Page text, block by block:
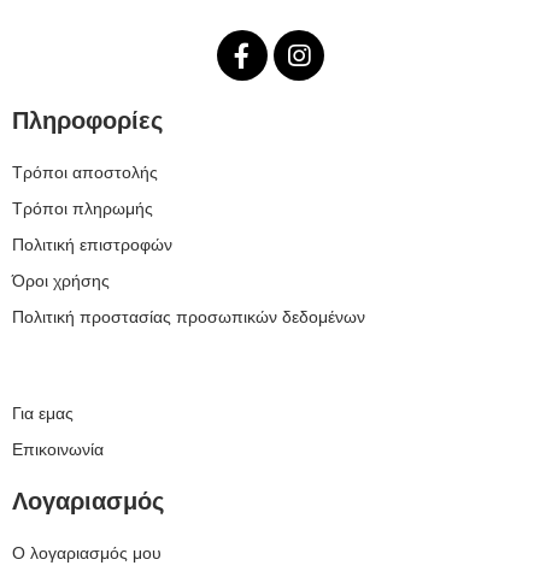
Πληροφορίες
Τρόποι αποστολής
Τρόποι πληρωμής
Πολιτική επιστροφών
Όροι χρήσης
Πολιτική προστασίας προσωπικών δεδομένων
Για εμας
Επικοινωνία
Λογαριασμός
Ο λογαριασμός μου